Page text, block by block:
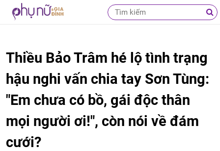
Thiều Bảo Trâm hé lộ tình trạng
hậu nghi vấn chia tay Sơn Tùng:
"Em chưa có bồ, gái độc thân
mọi người ơi!", còn nói về đám
cưới?